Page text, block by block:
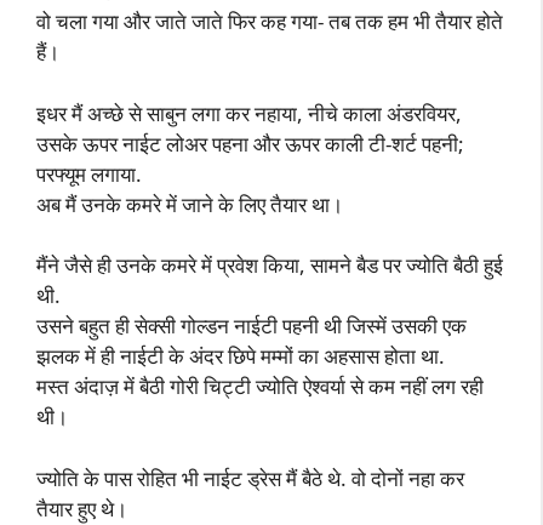
वो चला गया और जाते जाते फिर कह गया- तब तक हम भी तैयार होते
हैं।
इधर मैं अच्छे से साबुन लगा कर नहाया, नीचे काला अंडरवियर,
उसके ऊपर नाईट लोअर पहना और ऊपर काली टी-शर्ट पहनी;
परफ्यूम लगाया.
अब मैं उनके कमरे में जाने के लिए तैयार था।
मैंने जैसे ही उनके कमरे में प्रवेश किया, सामने बैड पर ज्योति बैठी हुई
थी.
उसने बहुत ही सेक्सी गोल्डन नाईटी पहनी थी जिस्में उसकी एक
झलक में ही नाईटी के अंदर छिपे मम्मों का अहसास होता था.
मस्त अंदाज़ में बैठी गोरी चिट्टी ज्योति ऐश्वर्या से कम नहीं लग रही
थी।
ज्योति के पास रोहित भी नाईट ड्रेस मैं बैठे थे. वो दोनों नहा कर
तैयार हुए थे।